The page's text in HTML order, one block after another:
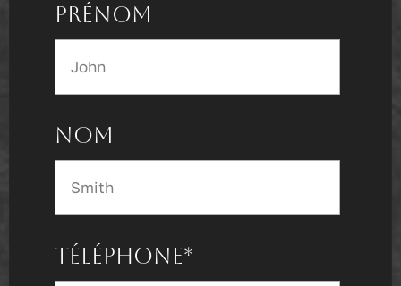
Prénom
Nom
Téléphone*